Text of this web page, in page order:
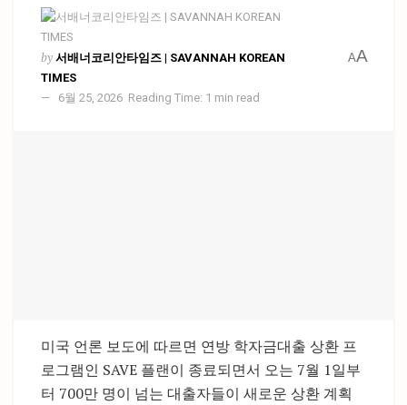
by 서배너코리안타임즈 | SAVANNAH KOREAN
TIMES
6월 25, 2026 Reading Time: 1 min read
AA
미국 언론 보도에 따르면 연방 학자금대출 상환 프
로그램인 SAVE 플랜이 종료되면서 오는 7월 1일부
터 700만 명이 넘는 대출자들이 새로운 상환 계획